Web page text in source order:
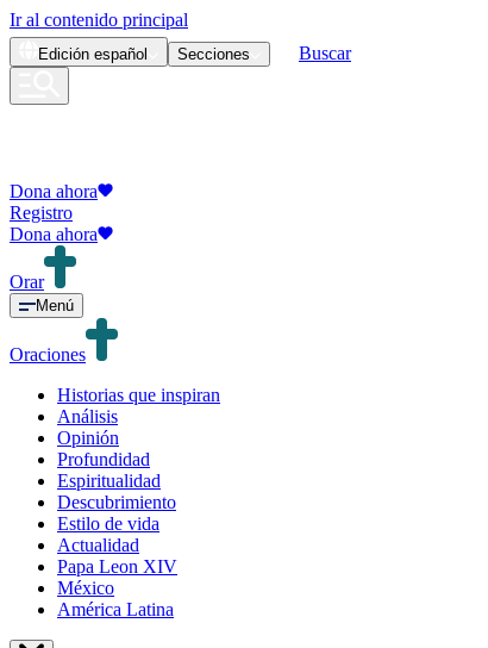
Ir al contenido principal
Edición español Secciones Buscar
Dona ahora
Registro
Dona ahora
Orar
Menú
Oraciones
Historias que inspiran
Análisis
Opinión
Profundidad
Espiritualidad
Descubrimiento
Estilo de vida
Actualidad
Papa Leon XIV
México
América Latina